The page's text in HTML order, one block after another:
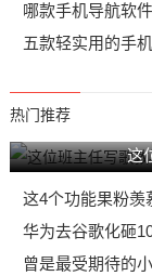
哪款手机导航软件
五款轻实用的手
热门推荐
这
这4个功能果粉羡
华为去谷歌化砸
曾是最受期待的